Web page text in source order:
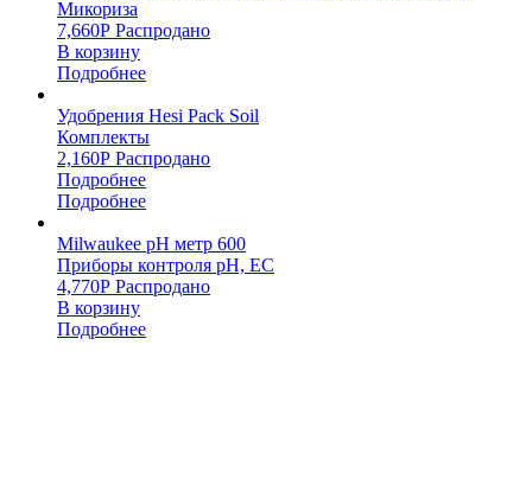
Микориза
7,660Р Распродано
В корзину
Подробнее
Удобрения Hesi Pack Soil
Комплекты
2,160Р Распродано
Подробнее
Подробнее
Milwaukee pH метр 600
Приборы контроля pH, EC
4,770Р Распродано
В корзину
Подробнее